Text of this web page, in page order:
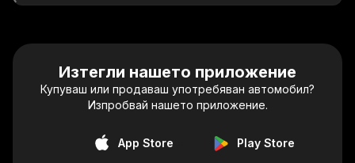
Изтегли нашето приложение
Купуваш или продаваш употребяван автомобил?
Изпробвай нашето приложение.
App Store Play Store